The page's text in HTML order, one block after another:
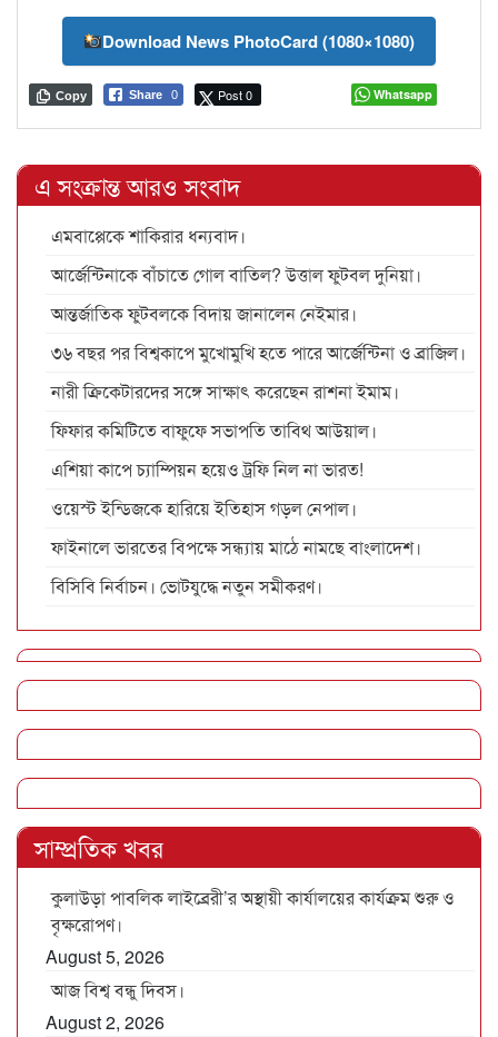
Download News PhotoCard (1080×1080)
Share 0 Post 0
Copy Whatsapp
এ সংক্রান্ত আরও সংবাদ
এমবাপ্পেকে শাকিরার ধন্যবাদ।
আর্জেন্টিনাকে বাঁচাতে গোল বাতিল? উত্তাল ফুটবল দুনিয়া।
আন্তর্জাতিক ফুটবলকে বিদায় জানালেন নেইমার।
৩৬ বছর পর বিশ্বকাপে মুখোমুখি হতে পারে আর্জেন্টিনা ও ব্রাজিল।
নারী ক্রিকেটারদের সঙ্গে সাক্ষাৎ করেছেন রাশনা ইমাম।
ফিফার কমিটিতে বাফুফে সভাপতি তাবিথ আউয়াল।
এশিয়া কাপে চ্যাম্পিয়ন হয়েও ট্রফি নিল না ভারত!
ওয়েস্ট ইন্ডিজকে হারিয়ে ইতিহাস গড়ল নেপাল।
ফাইনালে ভারতের বিপক্ষে সন্ধ্যায় মাঠে নামছে বাংলাদেশ।
বিসিবি নির্বাচন। ভোটযুদ্ধে নতুন সমীকরণ।
সাম্প্রতিক খবর
কুলাউড়া পাবলিক লাইব্রেরী’র অস্থায়ী কার্যালয়ের কার্যক্রম শুরু ও
বৃক্ষরোপণ।
August 5, 2026
আজ বিশ্ব বন্ধু দিবস।
August 2, 2026